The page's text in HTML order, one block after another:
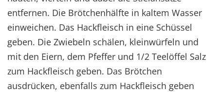
entfernen. Die Brötchenhälfte in kaltem Wasser
einweichen. Das Hackfleisch in eine Schüssel
geben. Die Zwiebeln schälen, kleinwürfeln und
mit den Eiern, dem Pfeffer und 1/2 Teelöffel Salz
zum Hackfleisch geben. Das Brötchen
ausdrücken, ebenfalls zum Hackfleisch geben